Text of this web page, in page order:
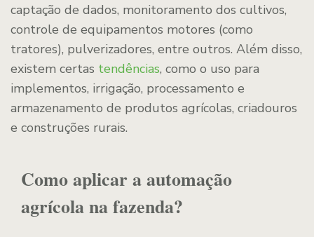
captação de dados, monitoramento dos cultivos,
controle de equipamentos motores (como
tratores), pulverizadores, entre outros. Além disso,
existem certas tendências, como o uso para
implementos, irrigação, processamento e
armazenamento de produtos agrícolas, criadouros
e construções rurais.
Como aplicar a automação
agrícola na fazenda?